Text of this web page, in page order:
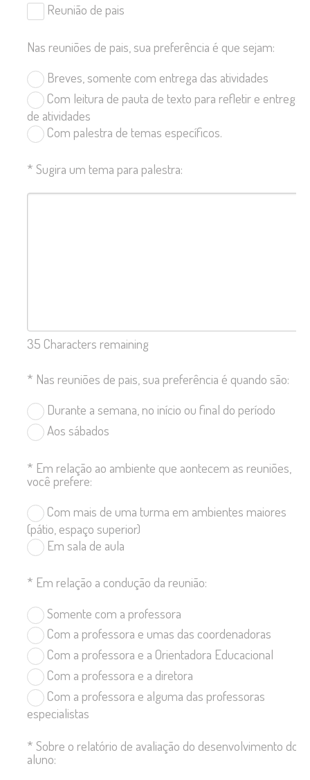
Reunião de pais
Nas reuniões de pais, sua preferência é que sejam:
Breves, somente com entrega das atividades
Com leitura de pauta de texto para refletir e entrega
de atividades
Com palestra de temas específicos.
* Sugira um tema para palestra:
35 Characters remaining
* Nas reuniões de pais, sua preferência é quando são:
Durante a semana, no início ou final do período
Aos sábados
* Em relação ao ambiente que aontecem as reuniões,
você prefere:
Com mais de uma turma em ambientes maiores
(pátio, espaço superior)
Em sala de aula
* Em relação a condução da reunião:
Somente com a professora
Com a professora e umas das coordenadoras
Com a professora e a Orientadora Educacional
Com a professora e a diretora
Com a professora e alguma das professoras
especialistas
* Sobre o relatório de avaliação do desenvolvimento do
aluno: